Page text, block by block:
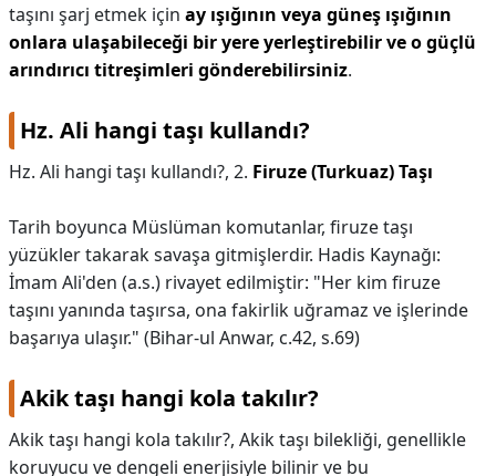
taşını şarj etmek için ay ışığının veya güneş ışığının
onlara ulaşabileceği bir yere yerleştirebilir ve o güçlü
arındırıcı titreşimleri gönderebilirsiniz.
Hz. Ali hangi taşı kullandı?
Hz. Ali hangi taşı kullandı?, 2. Firuze (Turkuaz) Taşı
Tarih boyunca Müslüman komutanlar, firuze taşı
yüzükler takarak savaşa gitmişlerdir. Hadis Kaynağı:
İmam Ali'den (a.s.) rivayet edilmiştir: "Her kim firuze
taşını yanında taşırsa, ona fakirlik uğramaz ve işlerinde
başarıya ulaşır." (Bihar-ul Anwar, c.42, s.69)
Akik taşı hangi kola takılır?
Akik taşı hangi kola takılır?, Akik taşı bilekliği, genellikle
koruyucu ve dengeli enerjisiyle bilinir ve bu